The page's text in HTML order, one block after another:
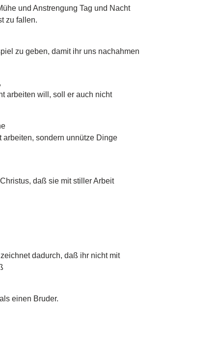
und Anstrengung Tag und Nacht
zu fallen.
zu geben, damit ihr uns nachahmen
arbeiten will, soll er auch nicht
sondern unnütze Dinge
daß sie mit stiller Arbeit
dadurch, daß ihr nicht mit
einen Bruder.